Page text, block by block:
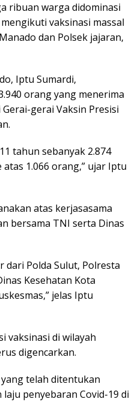
ribuan warga didominasi
vaksinasi massal
dan Polsek jajaran,
Iptu Sumardi,
orang yang menerima
gerai Vaksin Presisi
tahun sebanyak 2.874
1.066 orang,” ujar Iptu
atas kerjasasama
bersama TNI serta Dinas
dari Polda Sulut, Polresta
Kesehatan Kota
jelas Iptu
vaksinasi di wilayah
digencarkan.
telah ditentukan
penyebaran Covid-19 di